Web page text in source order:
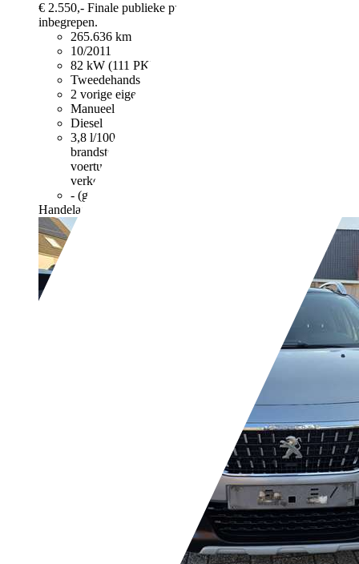
€ 2.550,- Finale publieke prijs alle kosten en taksen
inbegrepen.
265.636 km
10/2011
82 kW (111 PK)
Tweedehands
2 vorige eigenaren
Manueel
Diesel
3,8 l/100 km (comb.)
brandstofverbruik en CO2-uitstoot van nieuwe
voertuigen kan worden geraadpleegd bij alle
verkooppunten en op: www.febiac.be.
- (g/km)
Handelaar,